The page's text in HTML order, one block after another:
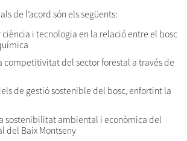
de l’acord són els següents:
ciència i tecnologia en la relació entre el bosc
competitivitat del sector forestal a través de
de gestió sostenible del bosc, enfortint la
sostenibilitat ambiental i econòmica del
del Baix Montseny